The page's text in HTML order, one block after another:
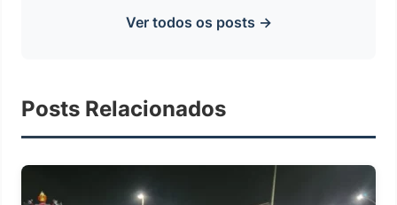
Ver todos os posts →
Posts Relacionados